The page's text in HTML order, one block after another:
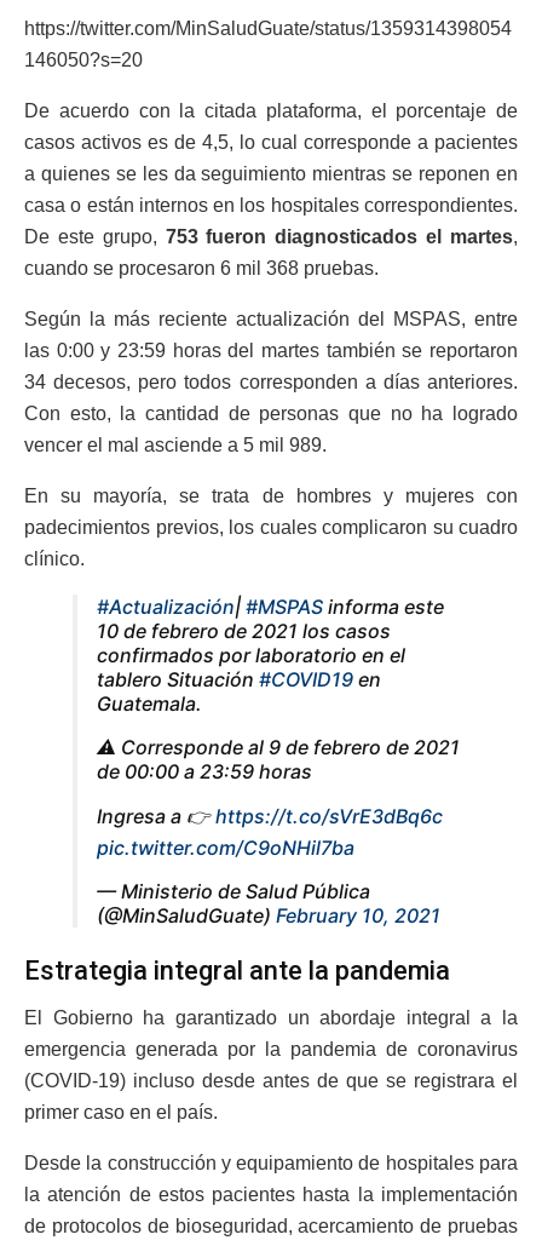
https://twitter.com/MinSaludGuate/status/1359314398054
146050?s=20
De acuerdo con la citada plataforma, el porcentaje de
casos activos es de 4,5, lo cual corresponde a pacientes
a quienes se les da seguimiento mientras se reponen en
casa o están internos en los hospitales correspondientes.
De este grupo, 753 fueron diagnosticados el martes,
cuando se procesaron 6 mil 368 pruebas.
Según la más reciente actualización del MSPAS, entre
las 0:00 y 23:59 horas del martes también se reportaron
34 decesos, pero todos corresponden a días anteriores.
Con esto, la cantidad de personas que no ha logrado
vencer el mal asciende a 5 mil 989.
En su mayoría, se trata de hombres y mujeres con
padecimientos previos, los cuales complicaron su cuadro
clínico.
#Actualización| #MSPAS informa este
10 de febrero de 2021 los casos
confirmados por laboratorio en el
tablero Situación #COVID19 en
Guatemala.
⚠️ Corresponde al 9 de febrero de 2021
de 00:00 a 23:59 horas
Ingresa a 👉https://t.co/sVrE3dBq6c
pic.twitter.com/C9oNHil7ba
— Ministerio de Salud Pública
(@MinSaludGuate) February 10, 2021
Estrategia integral ante la pandemia
El Gobierno ha garantizado un abordaje integral a la
emergencia generada por la pandemia de coronavirus
(COVID-19) incluso desde antes de que se registrara el
primer caso en el país.
Desde la construcción y equipamiento de hospitales para
la atención de estos pacientes hasta la implementación
de protocolos de bioseguridad, acercamiento de pruebas